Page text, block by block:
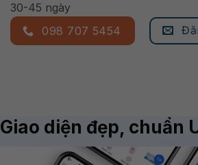
30-45 ngày
098 707 5454
Giao diện đẹp, chuẩn